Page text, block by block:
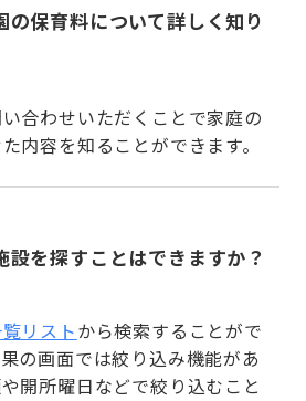
の保育料について詳しく知り
合わせいただくことで家庭の
内容を知ることができます。
設を探すことはできますか？
リストから検索することがで
の画面では絞り込み機能があ
開所曜日などで絞り込むこと